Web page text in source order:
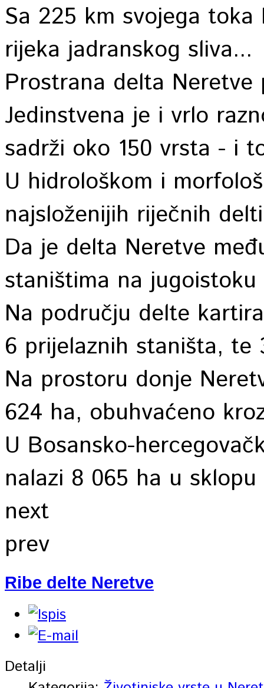
Sa 225 km svojega
rijeka jadranskog sliva...
Prostrana delta
Jedinstvena je i vrlo
sadrži oko 150 vrsta - i
U hidrološkom i
najsloženijih riječnih
Da je delta Neretve
staništima na jugoistoku
Na području delte
6 prijelaznih staništa, te
Na prostoru donje
624 ha, obuhvaćeno
U Bosansko-
nalazi 8 065 ha u
next
prev
Ribe delte Neretve
Detalji